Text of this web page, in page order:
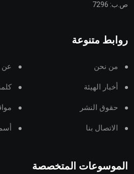
ص.ب: 7296
روابط متنوعة
من نحن عن
أخبار الهيئة
حقوق النشر
الاتصال بنا
الموسوعات المتخصصة